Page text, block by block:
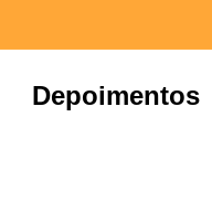
Depoimentos